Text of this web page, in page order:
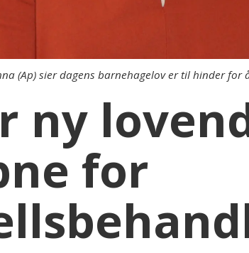
(Ap) sier dagens barnehagelov er til hinder for
ny
for